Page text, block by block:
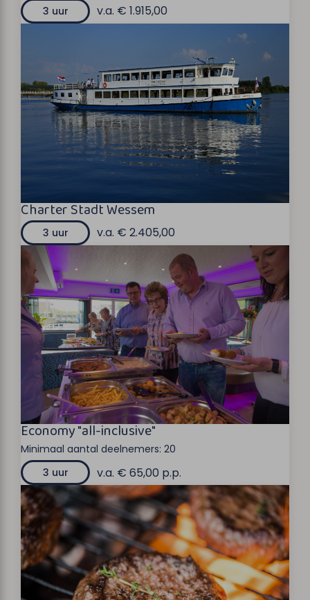
3 uur v.a. € 1.915,00
Charter Stadt Wessem
3 uur v.a. € 2.405,00
Economy "all-inclusive"
Minimaal aantal deelnemers: 20
3 uur
v.a. € 65,00 p.p.